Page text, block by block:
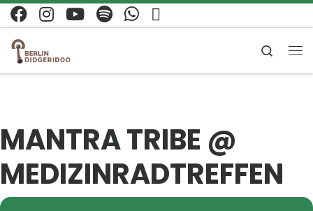
Zum Inhalt springen
Search
MANTRA TRIBE @
MEDIZINRADTREFFEN